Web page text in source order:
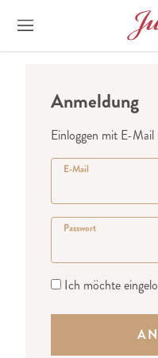
Anmeldung
Einloggen mit E-
E-Mail
Passwort
Ich möchte